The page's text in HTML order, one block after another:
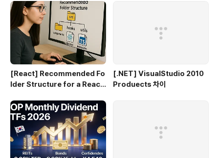
[React] Recommended Fo
lder Structure for a React
[.NET] VisualStudio 2010
Produects 차이